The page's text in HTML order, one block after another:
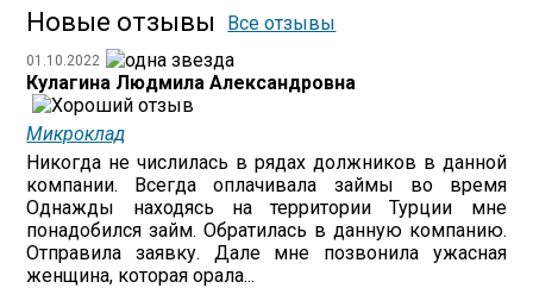
Новые отзывы Все отзывы
01.10.2022
Кулагина Людмила Александровна
Микроклад
Никогда не числилась в рядах должников в данной
компании. Всегда оплачивала займы во время
Однажды находясь на территории Турции мне
понадобился займ. Обратилась в данную компанию.
Отправила заявку. Дале мне позвонила ужасная
женщина, которая орала...